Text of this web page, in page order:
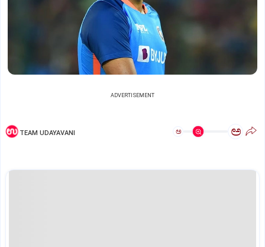
ADVERTISEMENT
TEAM UDAYAVANI ಅ ಅ